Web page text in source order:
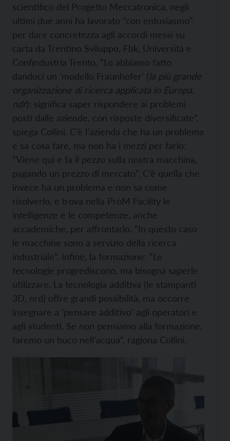
scientifico del Progetto Meccatronica, negli
ultimi due anni ha lavorato “con entusiasmo”
per dare concretezza agli accordi messi su
carta da Trentino Sviluppo, Fbk, Università e
Confindustria Trento. “Lo abbiamo fatto
dandoci un ‘modello Fraunhofer’ (la più grande
organizzazione di ricerca applicata in Europa,
ndr): significa saper rispondere ai problemi
posti dalle aziende, con risposte diversificate”,
spiega Collini. C’è l’azienda che ha un problema
e sa cosa fare, ma non ha i mezzi per farlo:
“Viene qui e fa il pezzo sulla nostra macchina,
pagando un prezzo di mercato”. C’è quella che
invece ha un problema e non sa come
risolverlo, e trova nella ProM Facility le
intelligenze e le competenze, anche
accademiche, per affrontarlo. “In questo caso
le macchine sono a servizio della ricerca
industriale”. Infine, la formazione: “Le
tecnologie progrediscono, ma bisogna saperle
utilizzare. La tecnologia additiva (le stampanti
3D, nrd) offre grandi possibilità, ma occorre
insegnare a ‘pensare additivo’ agli operatori e
agli studenti. Se non pensiamo alla formazione,
faremo un buco nell’acqua”, ragiona Collini.